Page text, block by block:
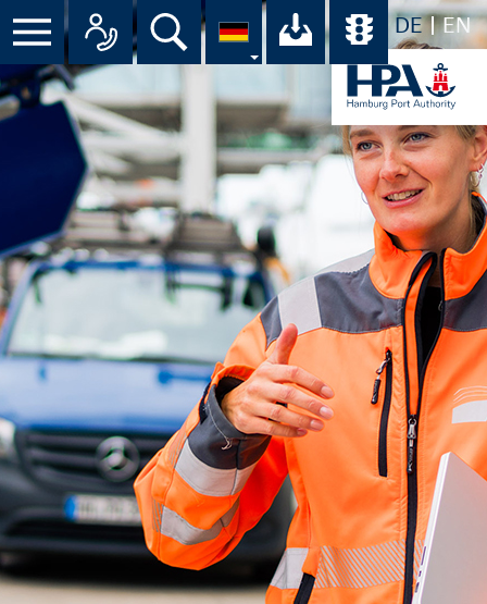
DE EN
Suche Ihr Download-